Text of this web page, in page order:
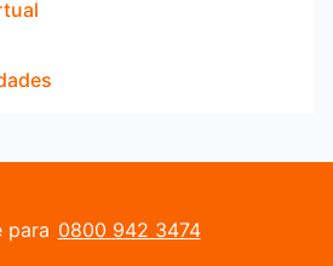
para 0800 942 3474